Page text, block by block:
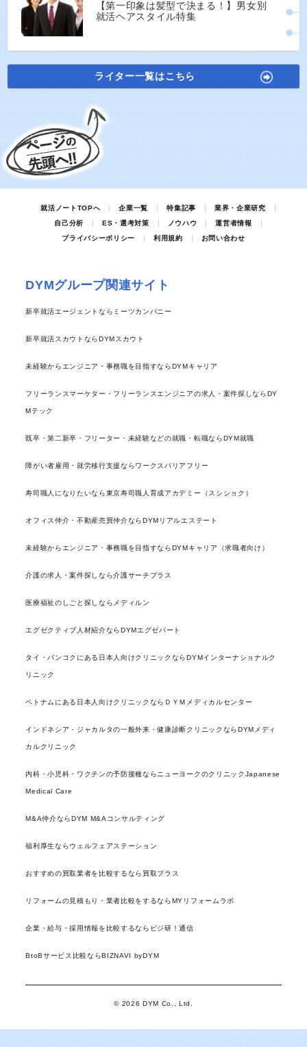
【第一印象は髪型で決まる！】男女別
就活ヘアスタイル特集
ライター一覧はこちら
就活ノートTOPへ 企業一覧 特集記事
業界・企業研究
自己分析
ES・選考対策 ノウハウ
運営者情報
プライバシーポリシー
利用規約 お問い合わせ
DYMグループ関連サイト
新卒就活エージェントならミーツカンパニー
新卒就活スカウトならDYMスカウト
未経験からエンジニア・事務職を目指すならDYMキャリア
フリーランスマーケター・フリーランスエンジニアの求人・案件探しならDY
Mテック
既卒・第二新卒・フリーター・未経験などの就職・転職ならDYM就職
障がい者雇用・就労移行支援ならワークスバリアフリー
寿司職人になりたいなら東京寿司職人育成アカデミー（スシショク）
オフィス仲介・不動産売買仲介ならDYMリアルエステート
未経験からエンジニア・事務職を目指すならDYMキャリア（求職者向け）
介護の求人・案件探しなら介護サーチプラス
医療福祉のしごと探しならメディルン
エグゼクティブ人材紹介ならDYMエグゼパート
タイ・バンコクにある日本人向けクリニックならDYMインターナショナルク
リニック
ベトナムにある日本人向けクリニックならＤＹＭメディカルセンター
インドネシア・ジャカルタの一般外来・健康診断クリニックならDYMメディ
カルクリニック
内科・小児科・ワクチンの予防接種ならニューヨークのクリニックJapanese
Medical Care
M&A仲介ならDYM M&Aコンサルティング
福利厚生ならウェルフェアステーション
おすすめの買取業者を比較するなら買取プラス
リフォームの見積もり・業者比較をするならMYリフォームラボ
企業・給与・採用情報を比較するならビジ研！通信
BtoBサービス比較ならBIZNAVI byDYM
© 2026 DYM Co., Ltd.